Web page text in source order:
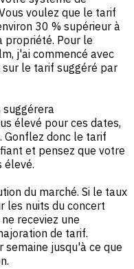
voulez que le tarif
30 % supérieur à
propriété. Pour le
j'ai commencé avec
le tarif suggéré par
suggérera
élevé pour ces dates,
Gonflez donc le tarif
et pensez que votre
élevé.
du marché. Si le taux
les nuits du concert
receviez une
de tarif.
jusqu'à ce que